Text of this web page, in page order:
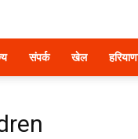
संपर्क खेल